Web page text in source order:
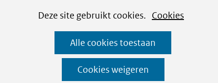
CookiesDeze site gebruikt cookies. Cookies
Alle cookies toestaan
Cookies weigeren
Ga
naar
de
inhoud